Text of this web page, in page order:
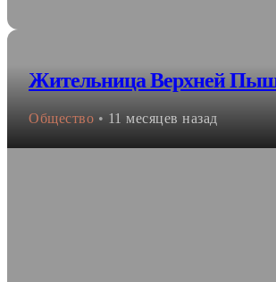
Жительница Верхней
Общество • 11 месяцев назад